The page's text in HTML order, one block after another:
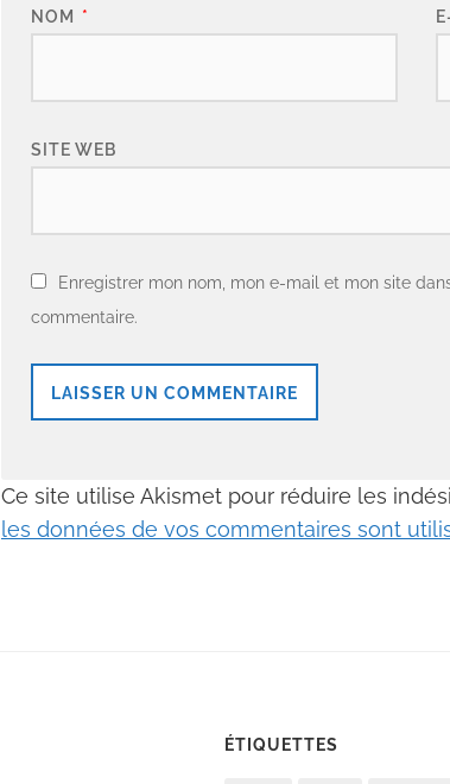
NOM *
SITE WEB
Enregistrer mon nom, mon e-mail et mon site
commentaire.
Ce site utilise Akismet pour réduire les
les données de vos commentaires sont
ÉTIQUETTES